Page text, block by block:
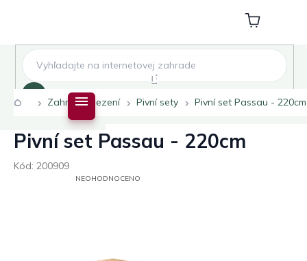
Nákupní
košík
DomůZahradní sezení Pivní sety Pivní set Passau - 220cm
Pivní set Passau - 220cm
Kód: 200909
PRŮMĚRNÉNEOHODNOCENO